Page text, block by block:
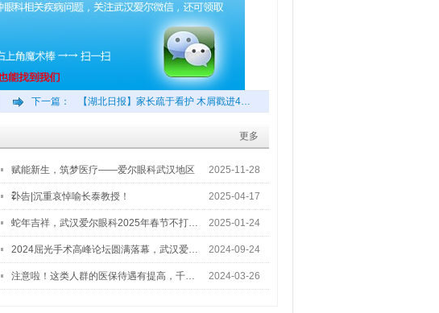
下一篇： 【湖北日报】家长疏于看护 木屑戳进4…
更多
赋能新生，筑梦医疗——爱尔眼科武汉地区
2…
2025-11-28
讣告|沉重哀悼喻长泰教授！ 2025-04-17
蛇年吉祥，武汉爱尔眼科2025年春节不打… 2025-01-24
2024屈光手术高峰论坛圆满落幕，武汉爱… 2024-09-24
注意啦！这类人群的医保待遇有提高，千… 2024-03-26